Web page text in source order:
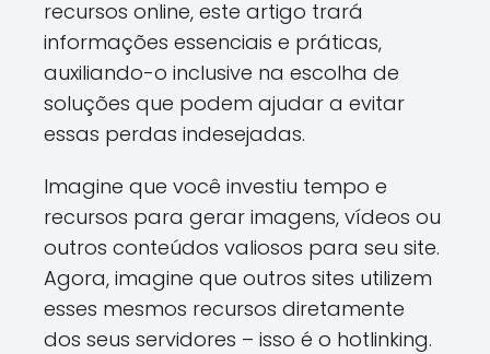
recursos online, este artigo trará
informações essenciais e práticas,
auxiliando-o inclusive na escolha de
soluções que podem ajudar a evitar
essas perdas indesejadas.
Imagine que você investiu tempo e
recursos para gerar imagens, vídeos ou
outros conteúdos valiosos para seu site.
Agora, imagine que outros sites utilizem
esses mesmos recursos diretamente
dos seus servidores – isso é o hotlinking.